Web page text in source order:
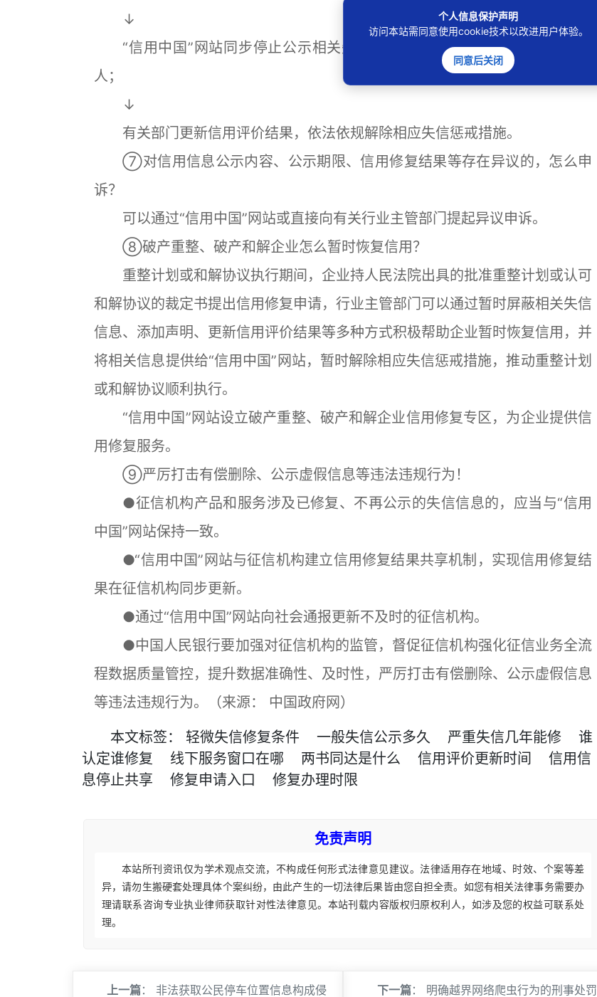
↓
“信用中国”网站同步停止公示相关失信信息，并将信用修复结果反馈申请
人；
↓
有关部门更新信用评价结果，依法依规解除相应失信惩戒措施。
⑦对信用信息公示内容、公示期限、信用修复结果等存在异议的，怎么申
诉？
可以通过“信用中国”网站或直接向有关行业主管部门提起异议申诉。
⑧破产重整、破产和解企业怎么暂时恢复信用？
重整计划或和解协议执行期间，企业持人民法院出具的批准重整计划或认可
和解协议的裁定书提出信用修复申请，行业主管部门可以通过暂时屏蔽相关失信
信息、添加声明、更新信用评价结果等多种方式积极帮助企业暂时恢复信用，并
将相关信息提供给“信用中国”网站，暂时解除相应失信惩戒措施，推动重整计划
或和解协议顺利执行。
“信用中国”网站设立破产重整、破产和解企业信用修复专区，为企业提供信
用修复服务。
⑨严厉打击有偿删除、公示虚假信息等违法违规行为！
●征信机构产品和服务涉及已修复、不再公示的失信信息的，应当与“信用
中国”网站保持一致。
●“信用中国”网站与征信机构建立信用修复结果共享机制，实现信用修复结
果在征信机构同步更新。
●通过“信用中国”网站向社会通报更新不及时的征信机构。
●中国人民银行要加强对征信机构的监管，督促征信机构强化征信业务全流
程数据质量管控，提升数据准确性、及时性，严厉打击有偿删除、公示虚假信息
等违法违规行为。（来源： 中国政府网）
本文标签： 轻微失信修复条件 一般失信公示多久 严重失信几年能修
谁
认定谁修复
线下服务窗口在哪 两书同达是什么 信用评价更新时间
信用信
息停止共享
修复申请入口 修复办理时限
免责声明
本站所刊资讯仅为学术观点交流，不构成任何形式法律意见建议。法律适用存在地域、时效、个案等差
异，请勿生搬硬套处理具体个案纠纷，由此产生的一切法律后果皆由您自担全责。如您有相关法律事务需要办
理请联系咨询专业执业律师获取针对性法律意见。本站刊载内容版权归原权利人，如涉及您的权益可联系处
理。
上一篇： 非法获取公民停车位置信息构成侵 下一篇： 明确越界网络爬虫行为的刑事处罚
个人信息保护声明
访问本站需同意使用cookie技术以改进用户体验。
同意后关闭